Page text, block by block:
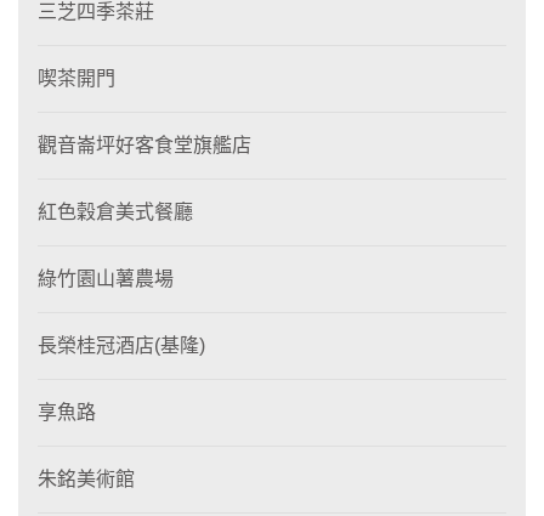
三芝四季茶莊
喫茶開門
觀音崙坪好客食堂旗艦店
紅色穀倉美式餐廳
綠竹園山薯農場
長榮桂冠酒店(基隆)
享魚路
朱銘美術館